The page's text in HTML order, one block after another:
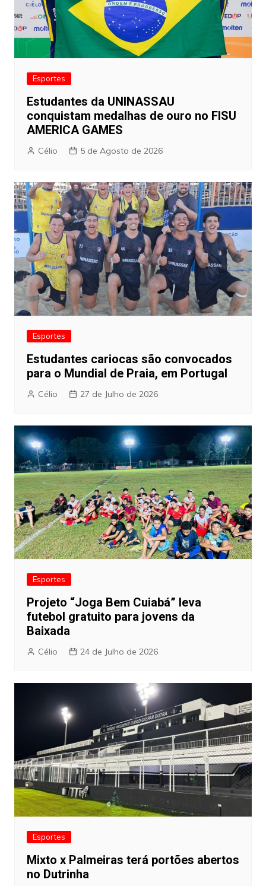
Esportes
Estudantes da UNINASSAU
conquistam medalhas de ouro no FISU
AMERICA GAMES
Célio 5 de Agosto de 2026
Esportes
Estudantes cariocas são convocados
para o Mundial de Praia, em Portugal
Célio 27 de Julho de 2026
Esportes
Projeto “Joga Bem Cuiabá” leva
futebol gratuito para jovens da
Baixada
Célio 24 de Julho de 2026
Esportes
Mixto x Palmeiras terá portões abertos
no Dutrinha